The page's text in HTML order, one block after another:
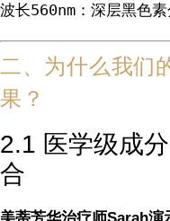
波长560nm：深层黑色
二、为什么我们
果？
2.1 医学级成
合